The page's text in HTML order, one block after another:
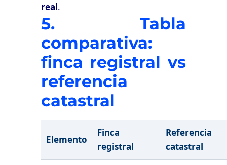
real.
5. Tabla
comparativa:
finca registral vs
referencia
catastral
Elemento
Finca
registral
Referencia
catastral